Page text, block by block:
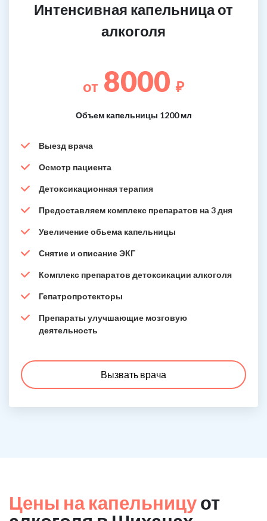
Интенсивная капельница от
алкоголя
от 8000 ₽
Объем капельницы 1200 мл
Выезд врача
Осмотр пациента
Детоксикационная терапия
Предоставляем комплекс препаратов на 3 дня
Увеличение обьема капельницы
Снятие и описание ЭКГ
Комплекс препаратов детоксикации алкоголя
Гепатропротекторы
Препараты улучшающие мозговую
деятельность
Вызвать врача
Цены на капельницуот